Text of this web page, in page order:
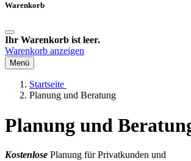
Warenkorb
Ihr Warenkorb ist leer.
Warenkorb anzeigen
Menü
Startseite
Planung und Beratung
Planung und
Kostenlose Planung für Privatkunden und